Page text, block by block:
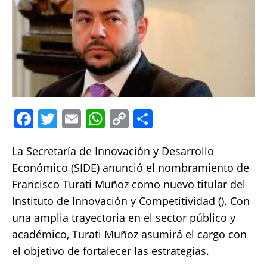
F
c
e
b
o
o
k
T
it
te
r
E
ai
l
W
at
s
A
p
p
C
p
y
Li
n
k
a
re
La Secretaría de Innovación y Desarrollo
Económico (SIDE) anunció el nombramiento de
Francisco Turati Muñoz como nuevo titular del
Instituto de Innovación y Competitividad (). Con
una amplia trayectoria en el sector público y
académico, Turati Muñoz asumirá el cargo con
el objetivo de fortalecer las estrategias.